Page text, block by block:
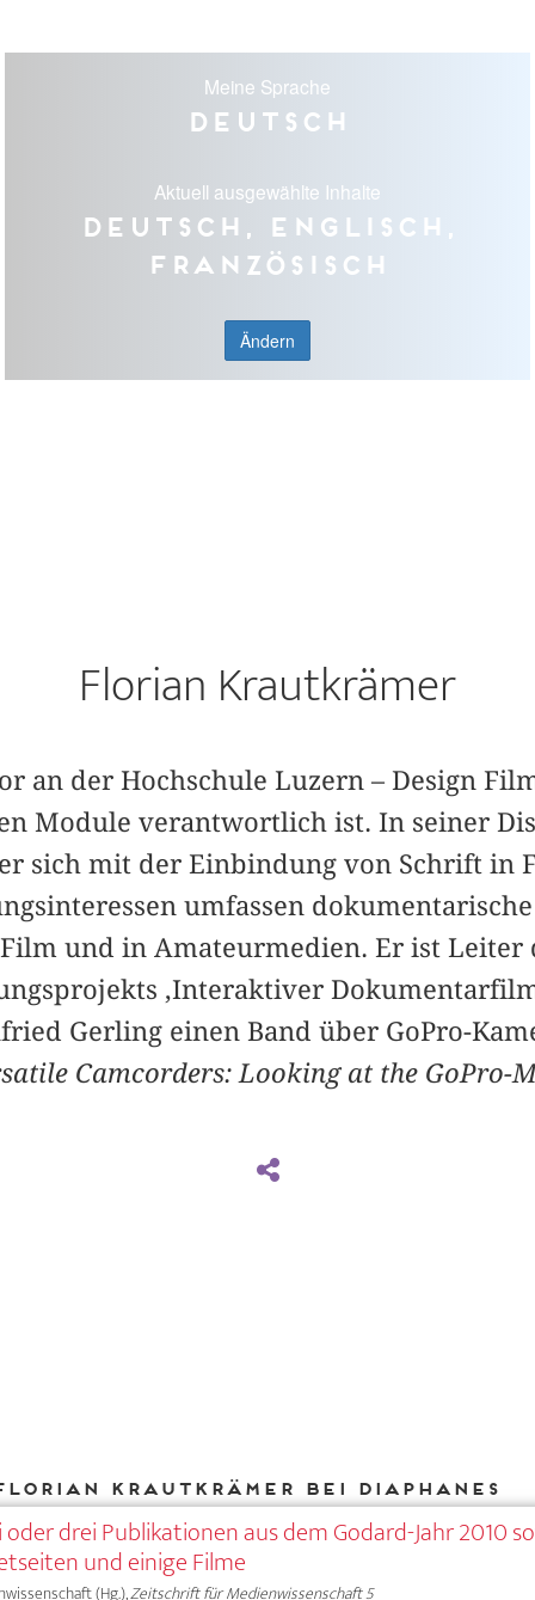
Meine Sprache
Deutsch
Aktuell ausgewählte Inhalte
Deutsch, Englisch,
Französisch
Ändern
Florian Krautkrämer
an der Hochschule Luzern – Design
Module verantwortlich ist. In seiner
sich mit der Einbindung von Schrift in
umfassen
und in Amateurmedien. Er ist Leiter
‚Interaktiver
Gerling einen Band über GoPro-
Camcorders: Looking at the GoPro-
Krautkrämer bei DIAPHANES
drei Publikationen aus dem Godard-Jahr 2010
und einige Filme
(Hg.),Zeitschrift für Medienwissenschaft 5